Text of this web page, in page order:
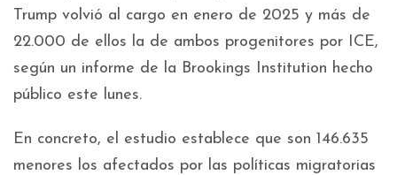
Trump volvió al cargo en enero de 2025 y más de
22.000 de ellos la de ambos progenitores por ICE,
según un informe de la Brookings Institution hecho
público este lunes.
En concreto, el estudio establece que son 146.635
menores los afectados por las políticas migratorias